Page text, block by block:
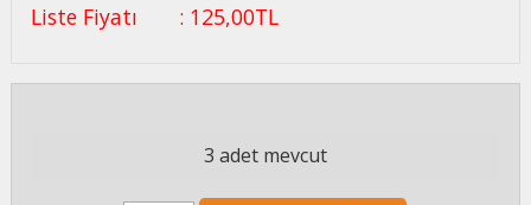
Liste Fiyatı : 125,00TL
3 adet mevcut